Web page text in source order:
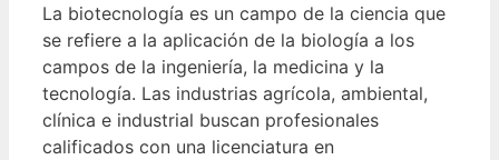
La biotecnología es un campo de la ciencia que
se refiere a la aplicación de la biología a los
campos de la ingeniería, la medicina y la
tecnología. Las industrias agrícola, ambiental,
clínica e industrial buscan profesionales
calificados con una licenciatura en